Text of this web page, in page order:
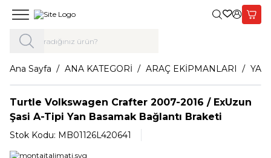
Giriş Yap,
Ana Sayfa ANA KATEGORİ ARAÇ EKİPMANLARI
Turtle Volkswagen Crafter 2007-2016 / ExUzun
Şasi A-Tipi Yan Basamak Bağlantı Braketi
Stok Kodu: MB01126L420641